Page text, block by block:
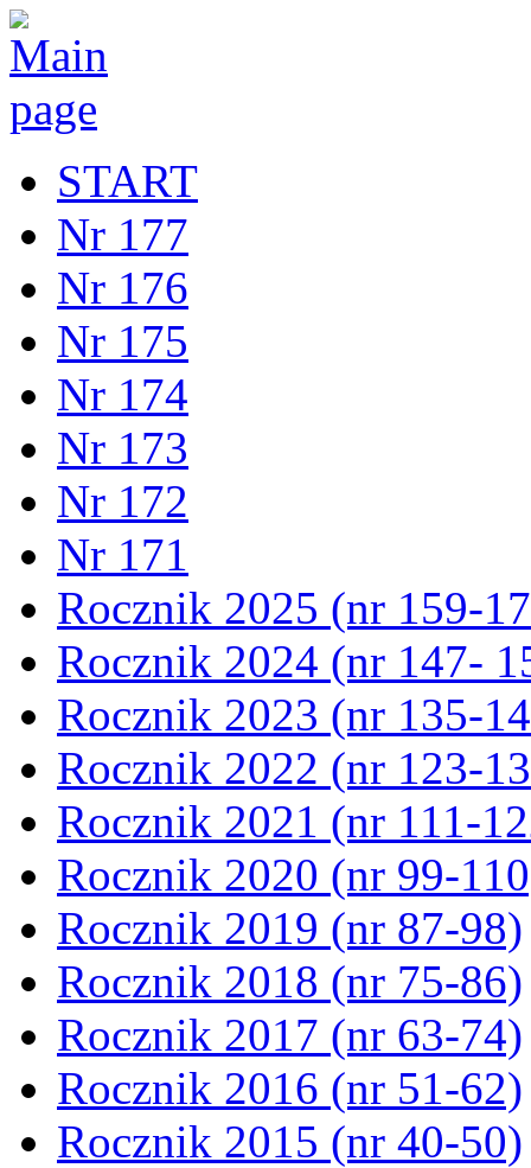
START
Nr 177
Nr 176
Nr 175
Nr 174
Nr 173
Nr 172
Nr 171
Rocznik 2025 (nr 159-
Rocznik 2024 (nr 147-
Rocznik 2023 (nr 135-
Rocznik 2022 (nr 123-
Rocznik 2021 (nr 111-
Rocznik 2020 (nr 99-
Rocznik 2019 (nr 87-98)
Rocznik 2018 (nr 75-86)
Rocznik 2017 (nr 63-74)
Rocznik 2016 (nr 51-62)
Rocznik 2015 (nr 40-50)